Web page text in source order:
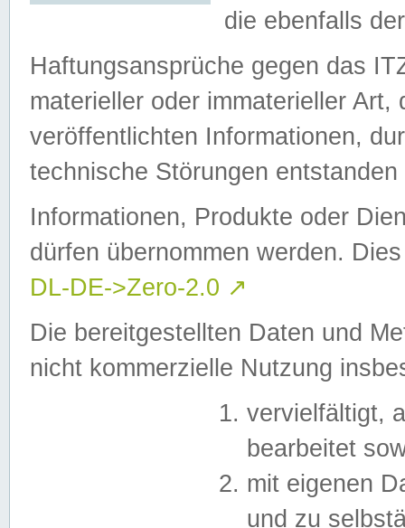
die ebenfalls
Haftungsansprüche gegen das
materieller oder immaterieller
veröffentlichten Informationen,
technische Störungen
Informationen, Produkte oder
dürfen übernommen werden.
DL-DE->Zero-2.0 ↗
Die bereitgestellten Daten und
nicht kommerzielle Nutzung
vervielfältigt,
bearbeitet
mit eigenen
und zu